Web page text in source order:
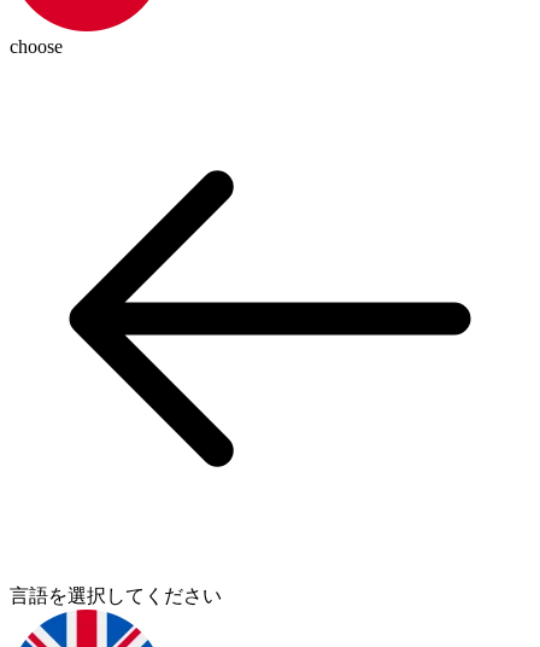
choose
言語を選択してください